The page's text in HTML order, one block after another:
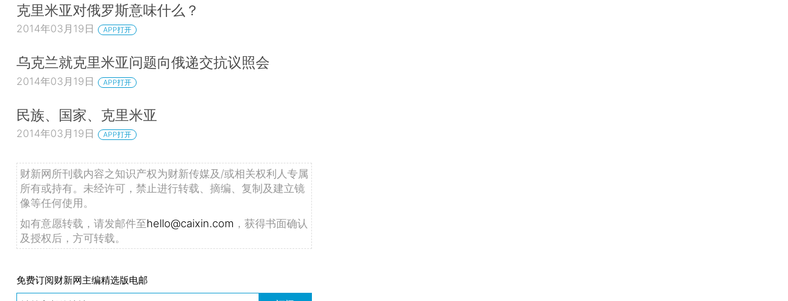
克里米亚对俄罗斯意味什么？
2014年03月19日 APP打开
乌克兰就克里米亚问题向俄递交抗议照会
2014年03月19日 APP打开
民族、国家、克里米亚
2014年03月19日 APP打开
财新网所刊载内容之知识产权为财新传媒及/或相关权利人专属
所有或持有。未经许可，禁止进行转载、摘编、复制及建立镜
像等任何使用。
如有意愿转载，请发邮件至hello@caixin.com ，获得书面确认
及授权后，方可转载。
免费订阅财新网主编精选版电邮